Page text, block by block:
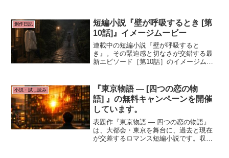
の繊細な描写。
創作日記
短編小説『壁が呼吸するとき [第
10話]』イメージムービー
連載中の短編小説『壁が呼吸すると
き』。その緊迫感と切なさが交錯する最
新エピソード［第10話］のイメージムー
もに、物語の世界観をご紹介します。
小説・試し読み
『東京物語 ― [四つの恋の物
語] 』の無料キャンペーンを開催
しています。
表題作『東京物語 ― 四つの恋の物語』
は、大都会・東京を舞台に、過去と現在
が交差するロマンス短編小説です。収録